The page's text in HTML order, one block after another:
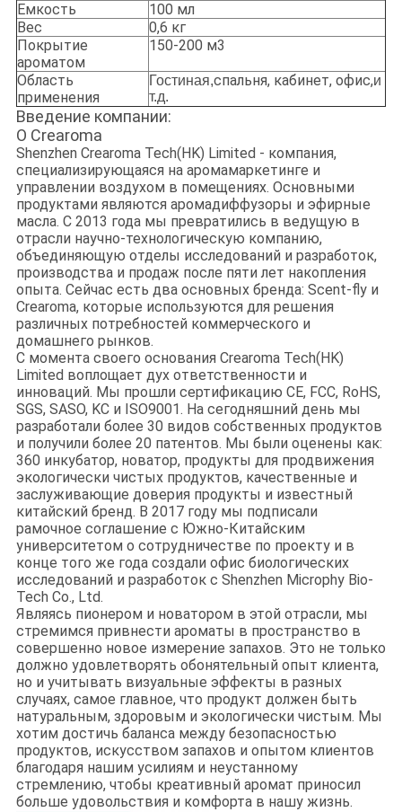
Емкость
100 мл
Вес
0,6 кг
Покрытие
ароматом
150-200 м3
Область
применения
Гостиная,спальня, кабинет, офис,и
т.д.
Введение компании:
О Crearoma
Shenzhen Crearoma Tech(HK) Limited - компания,
специализирующаяся на аромамаркетинге и
управлении воздухом в помещениях. Основными
продуктами являются аромадиффузоры и эфирные
масла. С 2013 года мы превратились в ведущую в
отрасли научно-технологическую компанию,
объединяющую отделы исследований и разработок,
производства и продаж после пяти лет накопления
опыта. Сейчас есть два основных бренда: Scent-fly и
Crearoma, которые используются для решения
различных потребностей коммерческого и
домашнего рынков.
С момента своего основания Crearoma Tech(HK)
Limited воплощает дух ответственности и
инноваций. Мы прошли сертификацию CE, FCC, RoHS,
SGS, SASO, KC и ISO9001. На сегодняшний день мы
разработали более 30 видов собственных продуктов
и получили более 20 патентов. Мы были оценены как:
360 инкубатор, новатор, продукты для продвижения
экологически чистых продуктов, качественные и
заслуживающие доверия продукты и известный
китайский бренд. В 2017 году мы подписали
рамочное соглашение с Южно-Китайским
университетом о сотрудничестве по проекту и в
конце того же года создали офис биологических
исследований и разработок с Shenzhen Microphy Bio-
Tech Co., Ltd.
Являясь пионером и новатором в этой отрасли, мы
стремимся привнести ароматы в пространство в
совершенно новое измерение запахов. Это не только
должно удовлетворять обонятельный опыт клиента,
но и учитывать визуальные эффекты в разных
случаях, самое главное, что продукт должен быть
натуральным, здоровым и экологически чистым. Мы
хотим достичь баланса между безопасностью
продуктов, искусством запахов и опытом клиентов
благодаря нашим усилиям и неустанному
стремлению, чтобы креативный аромат приносил
больше удовольствия и комфорта в нашу жизнь.